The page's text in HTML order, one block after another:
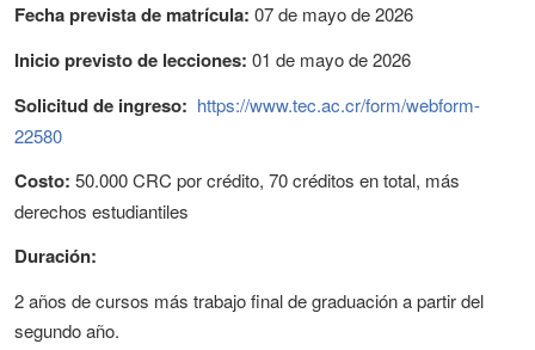
Fecha prevista de matrícula: 07 de mayo de 2026
Inicio previsto de lecciones: 01 de mayo de 2026
Solicitud de ingreso: https://www.tec.ac.cr/form/webform-
22580
Costo: 50.000 CRC por crédito, 70 créditos en total, más
derechos estudiantiles
Duración:
2 años de cursos más trabajo final de graduación a partir del
segundo año.